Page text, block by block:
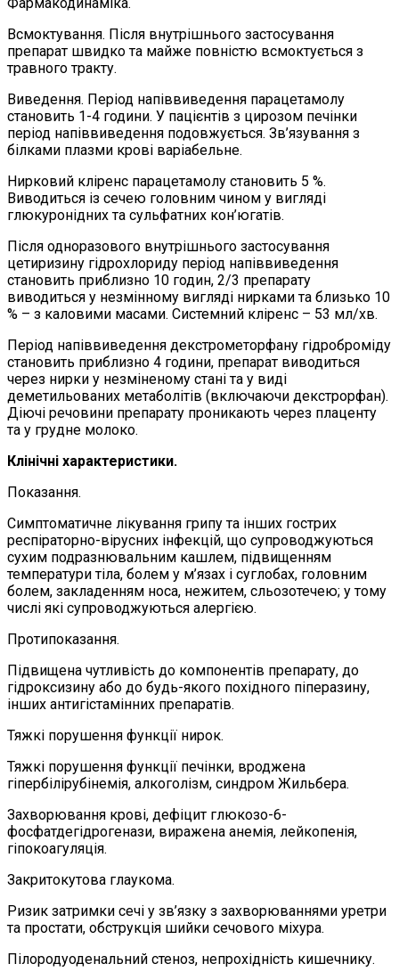
Фармакодинаміка.
Всмоктування. Після внутрішнього застосування
препарат швидко та майже повністю всмоктується з
травного тракту.
Виведення. Період напіввиведення парацетамолу
становить 1-4 години. У пацієнтів з цирозом печінки
період напіввиведення подовжується. Зв’язування з
білками плазми крові варіабельне.
Нирковий кліренс парацетамолу становить 5 %.
Виводиться із сечею головним чином у вигляді
глюкуронідних та сульфатних кон’югатів.
Після одноразового внутрішнього застосування
цетиризину гідрохлориду період напіввиведення
становить приблизно 10 годин, 2/3 препарату
виводиться у незмінному вигляді нирками та близько 10
% – з каловими масами. Системний кліренс – 53 мл/хв.
Період напіввиведення декстрометорфану гідроброміду
становить приблизно 4 години, препарат виводиться
через нирки у незміненому стані та у виді
деметильованих метаболітів (включаючи декстрорфан).
Діючі речовини препарату проникають через плаценту
та у грудне молоко.
Клінічні характеристики.
Показання.
Симптоматичне лікування грипу та інших гострих
респіраторно-вірусних інфекцій, що супроводжуються
сухим подразнювальним кашлем, підвищенням
температури тіла, болем у м’язах і суглобах, головним
болем, закладенням носа, нежитем, сльозотечею; у тому
числі які супроводжуються алергією.
Протипоказання.
Підвищена чутливість до компонентів препарату, до
гідроксизину або до будь-якого похідного піперазину,
інших антигістамінних препаратів.
Тяжкі порушення функції нирок.
Тяжкі порушення функції печінки, вроджена
гіпербілірубінемія, алкоголізм, синдром Жильбера.
Захворювання крові, дефіцит глюкозо-6-
фосфатдегідрогенази, виражена анемія, лейкопенія,
гіпокоагуляція.
Закритокутова глаукома.
Ризик затримки сечі у зв’язку з захворюваннями уретри
та простати, обструкція шийки сечового міхура.
Пілородуоденальний стеноз, непрохідність кишечнику.